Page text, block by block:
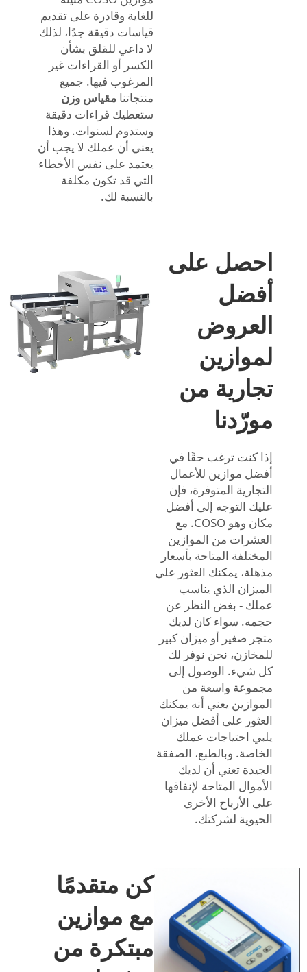
للغاية وقادرة على تقديم
قياسات دقيقة جدًا، لذلك
لا داعي للقلق بشأن
الكسر أو القراءات غير
المرغوب فيها. جميع
منتجاتنا مقياس وزن
ستعطيك قراءات دقيقة
وستدوم لسنوات. وهذا
يعني أن عملك لا يجب أن
يعتمد على نفس الأخطاء
التي قد تكون مكلفة
بالنسبة لك.
احصل على
أفضل
العروض
لموازين
تجارية من
مورّدنا
إذا كنت ترغب حقًا في
أفضل موازين للأعمال
التجارية المتوفرة، فإن
عليك التوجه إلى أفضل
مكان وهو COSO. مع
العشرات من الموازين
المختلفة المتاحة بأسعار
مذهلة، يمكنك العثور على
الميزان الذي يناسب
عملك - بغض النظر عن
حجمه. سواء كان لديك
متجر صغير أو ميزان كبير
للمخازن، نحن نوفر لك
كل شيء. الوصول إلى
مجموعة واسعة من
الموازين يعني أنه يمكنك
العثور على أفضل ميزان
يلبي احتياجات عملك
الخاصة. وبالطبع، الصفقة
الجيدة تعني أن لديك
الأموال المتاحة لإنفاقها
على الأرباح الأخرى
الحيوية لشركتك.
كن متقدمًا
مع موازين
مبتكرة من